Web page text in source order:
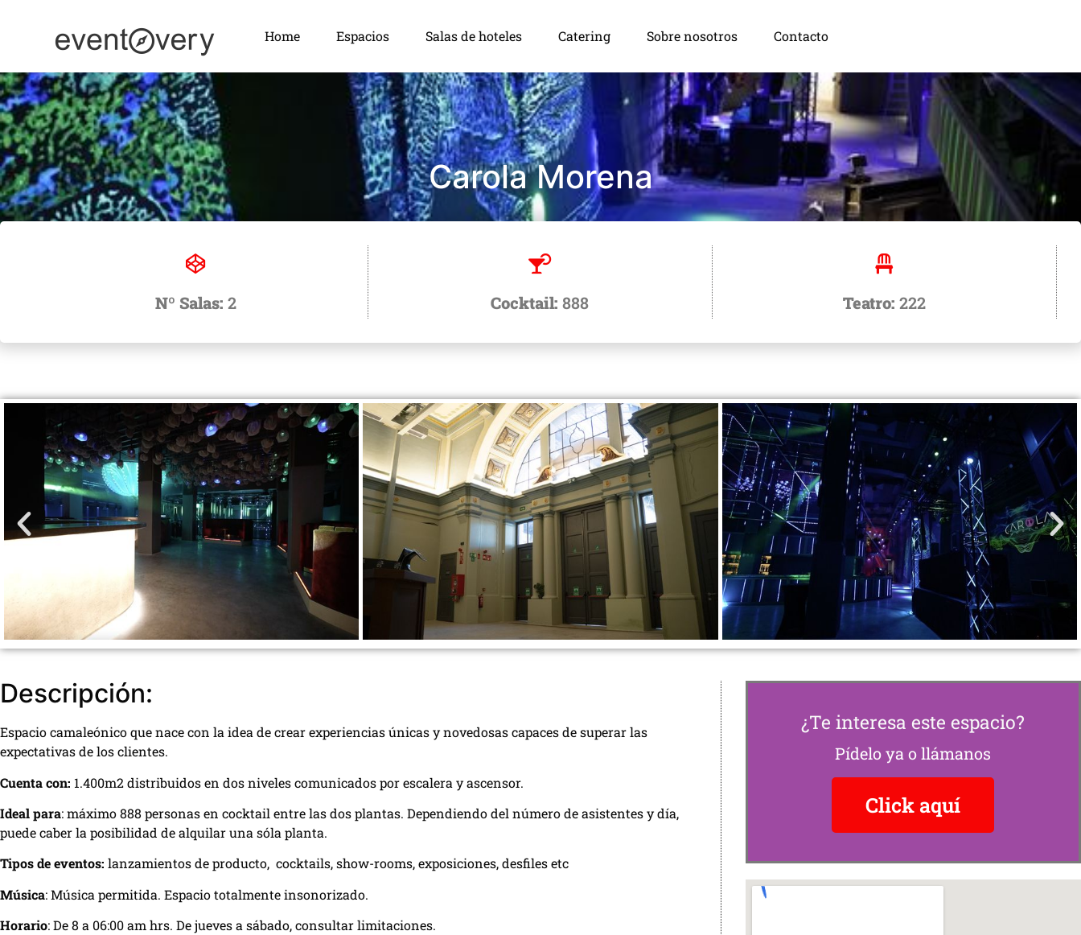
Home Espacios Salas de hoteles Catering Sobre nosotros Contacto
Carola Morena
Nº Salas: 2 Cocktail:888 Teatro: 222
Descripción:
Espacio camaleónico que nace con la idea de crear experiencias únicas y novedosas capaces de superar las
expectativas de los clientes.
Cuenta con: 1.400m2 distribuidos en dos niveles comunicados por escalera y ascensor.
Ideal para: máximo 888 personas en cocktail entre las dos plantas. Dependiendo del número de asistentes y día,
puede caber la posibilidad de alquilar una sóla planta.
Tipos de eventos: lanzamientos de producto, cocktails, show-rooms, exposiciones, desfiles etc
Música: Música permitida. Espacio totalmente insonorizado.
Horario: De 8 a 06:00 am hrs. De jueves a sábado, consultar limitaciones.
¿Te interesa este espacio?
Pídelo ya o llámanos
Click aquí